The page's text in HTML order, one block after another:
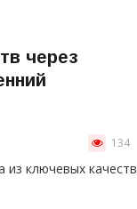
через
134
ключевых качеств